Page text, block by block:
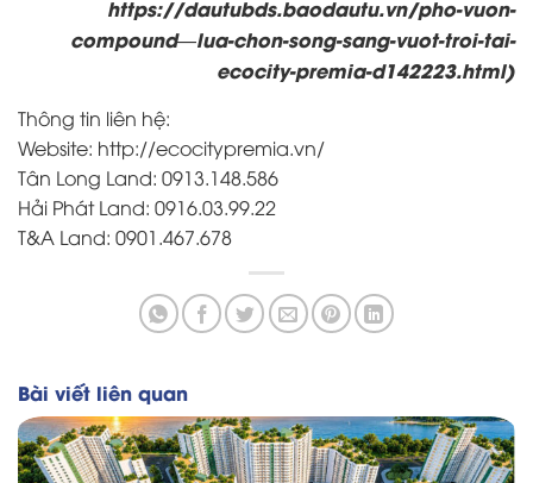
https://dautubds.baodautu.vn/pho-vuon-
compound—lua-chon-song-sang-vuot-troi-tai-
ecocity-premia-d142223.html)
Thông tin liên hệ:
Website: http://ecocitypremia.vn/
Tân Long Land: 0913.148.586
Hải Phát Land: 0916.03.99.22
T&A Land: 0901.467.678
Bài viết liên quan